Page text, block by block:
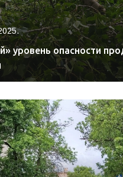
уровень опасности